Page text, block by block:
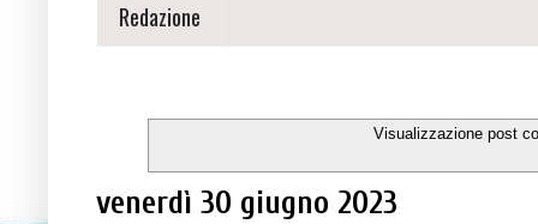
Redazione
Visualizzazione post
venerdì 30 giugno 2023